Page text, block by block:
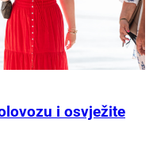
i osvježite